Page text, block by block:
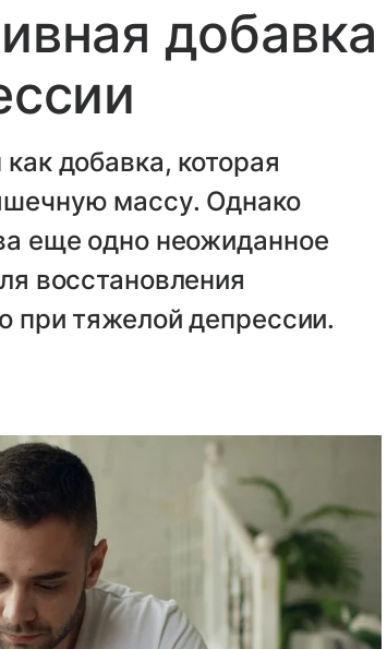
добавка
добавка, которая
массу. Однако
еще одно неожиданное
восстановления
при тяжелой депрессии.